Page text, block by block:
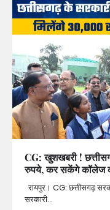
CG: खुशखबरी !
रुपये, कर सकेंगे कॉलेज
रायपुर। CG: छत्तीसगढ़
सरकारी…